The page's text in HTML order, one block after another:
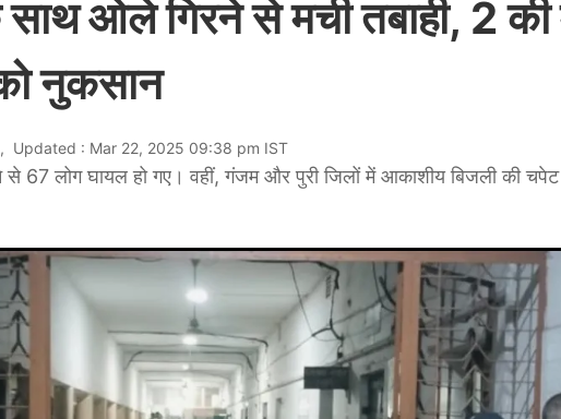
ओले गिरने से मची तबाही, 2
नुकसान
Updated : Mar 22, 2025 09:38 pm IST
67 लोग घायल हो गए। वहीं, गंजम और पुरी जिलों में आकाशीय बिजली की